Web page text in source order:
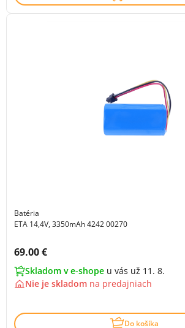
Batéria
ETA 14,4V, 3350mAh 4242 00270
Cena s DPH:
69.00 €
Skladom v e-shope u vás už 11. 8.
Nie je skladom na predajniach
Do košíka